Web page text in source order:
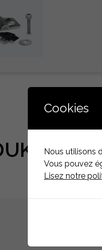
Cookies
Nous utilisons
Vous pouvez
Lisez notre